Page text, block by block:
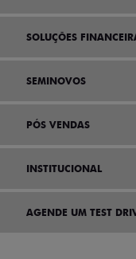
SOLUÇÕES
SEMINOVOS
PÓS VENDAS
INSTITUCIONAL
AGENDE UM TEST